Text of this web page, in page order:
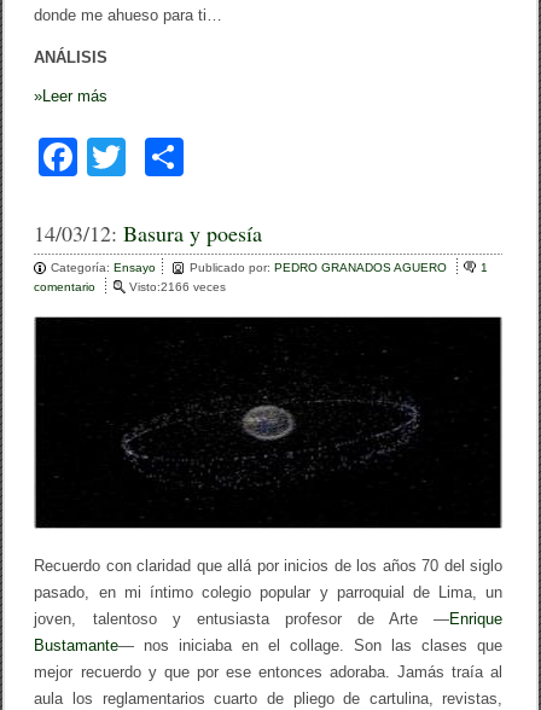
)
donde me ahueso para ti…
ANÁLISIS
»Leer más
F
c
e
b
tt
er
m
p
ar
14/03/12:Basura y poesía
Categoría:Ensayo Publicado por:PEDRO GRANADOS AGUERO
1
comentario
Visto:2166 veces
Recuerdo con claridad que allá por inicios de los años 70 del siglo
pasado, en mi íntimo colegio popular y parroquial de Lima, un
joven, talentoso y entusiasta profesor de Arte —Enrique
Bustamante— nos iniciaba en el collage. Son las clases que
mejor recuerdo y que por ese entonces adoraba. Jamás traía al
aula los reglamentarios cuarto de pliego de cartulina, revistas,